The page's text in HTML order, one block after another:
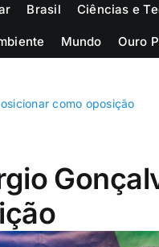
Brasil Ciências e
Mundo Ouro
como oposição